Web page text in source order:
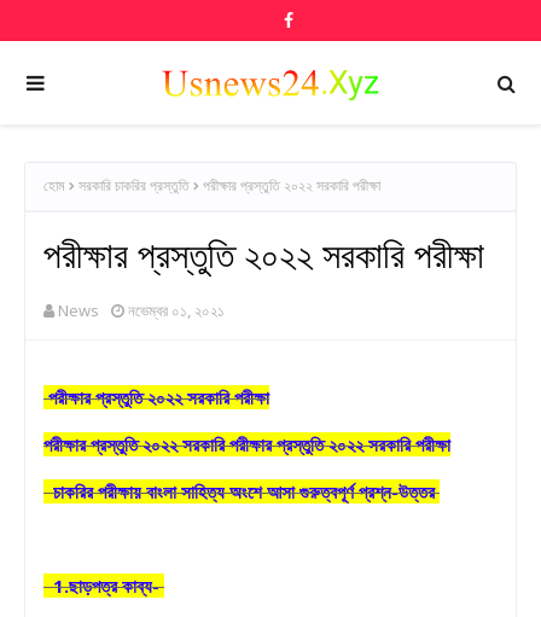
হোম সরকারি চাকরির প্রস্তুতি পরীক্ষার প্রস্তুতি ২০২২ সরকারি পরীক্ষা
পরীক্ষার প্রস্তুতি ২০২২ সরকারি পরীক্ষা
News নভেম্বর ০১, ২০২১
পরীক্ষার প্রস্তুতি ২০২২ সরকারি পরীক্ষা
পরীক্ষার প্রস্তুতি ২০২২ সরকারি পরীক্ষার প্রস্তুতি ২০২২ সরকারি পরীক্ষা
চাকরির পরীক্ষায় বাংলা সাহিত্য অংশে আসা গুরুত্বপূর্ণ প্রশ্ন-উত্তর
1.ছাড়পত্র কাব্য-